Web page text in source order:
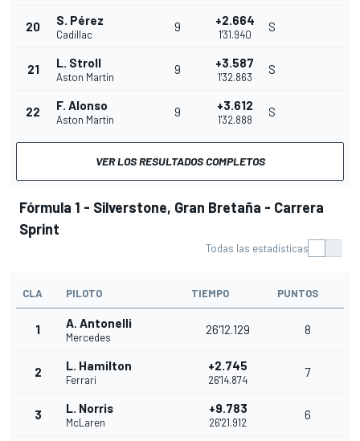
20 S. Pérez
Cadillac
9 +2.664
1'31.940
S
21 L. Stroll
Aston Martin
9 +3.587
1'32.863
S
22 F. Alonso
Aston Martin
9 +3.612
1'32.888
S
VER LOS RESULTADOS COMPLETOS
Fórmula 1 - Silverstone, Gran Bretaña - Carrera
Sprint
Todas las estadísticas
CLA PILOTO TIEMPO PUNTOS
1 A. Antonelli
Mercedes
26'12.129 8
2 L. Hamilton
Ferrari
+2.745
26'14.874
7
3 L. Norris
McLaren
+9.783
26'21.912
6